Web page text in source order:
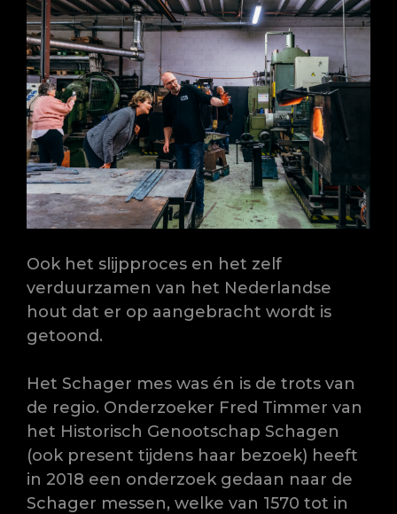
Ook het slijpproces en het zelf
verduurzamen van het Nederlandse
hout dat er op aangebracht wordt is
getoond.
Het Schager mes was én is de trots van
de regio. Onderzoeker Fred Timmer van
het Historisch Genootschap Schagen
(ook present tijdens haar bezoek) heeft
in 2018 een onderzoek gedaan naar de
Schager messen, welke van 1570 tot in